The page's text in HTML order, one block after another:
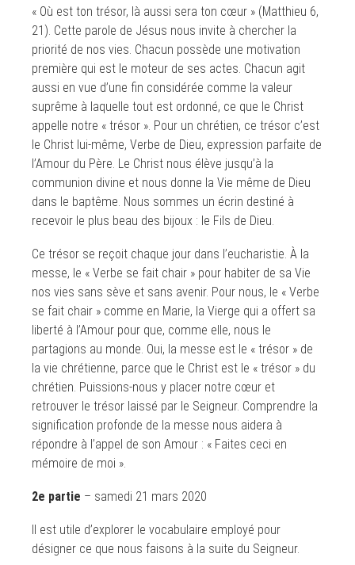
« Où est ton trésor, là aussi sera ton cœur » (Matthieu 6,
21). Cette parole de Jésus nous invite à chercher la
priorité de nos vies. Chacun possède une motivation
première qui est le moteur de ses actes. Chacun agit
aussi en vue d’une fin considérée comme la valeur
suprême à laquelle tout est ordonné, ce que le Christ
appelle notre « trésor ». Pour un chrétien, ce trésor c’est
le Christ lui-même, Verbe de Dieu, expression parfaite de
l’Amour du Père. Le Christ nous élève jusqu’à la
communion divine et nous donne la Vie même de Dieu
dans le baptême. Nous sommes un écrin destiné à
recevoir le plus beau des bijoux : le Fils de Dieu.
Ce trésor se reçoit chaque jour dans l’eucharistie. À la
messe, le « Verbe se fait chair » pour habiter de sa Vie
nos vies sans sève et sans avenir. Pour nous, le « Verbe
se fait chair » comme en Marie, la Vierge qui a offert sa
liberté à l’Amour pour que, comme elle, nous le
partagions au monde. Oui, la messe est le « trésor » de
la vie chrétienne, parce que le Christ est le « trésor » du
chrétien. Puissions-nous y placer notre cœur et
retrouver le trésor laissé par le Seigneur. Comprendre la
signification profonde de la messe nous aidera à
répondre à l’appel de son Amour : « Faites ceci en
mémoire de moi ».
2e partie – samedi 21 mars 2020
Il est utile d’explorer le vocabulaire employé pour
désigner ce que nous faisons à la suite du Seigneur.